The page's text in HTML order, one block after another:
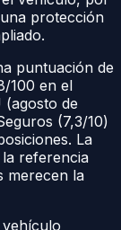
protección
puntuación de
100 en el
(agosto de
(7,3/10)
La
referencia
merecen la
vehículo